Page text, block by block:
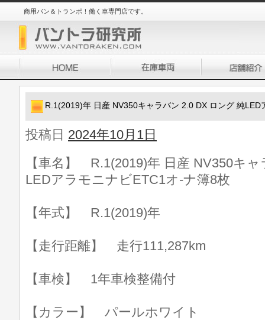
商用バン＆トランポ！働く車専門店です。
R.1(2019)年 日産 NV350キャラバン 2.0 DX ロング 純LED
投稿日 2024年10月1日
【車名】 R.1(2019)年 日産 NV350キ
LEDアラモニナビETC1オ-ナ簿8枚
【年式】 R.1(2019)年
【走行距離】 走行111,287km
【車検】 1年車検整備付
【カラー】 パールホワイト